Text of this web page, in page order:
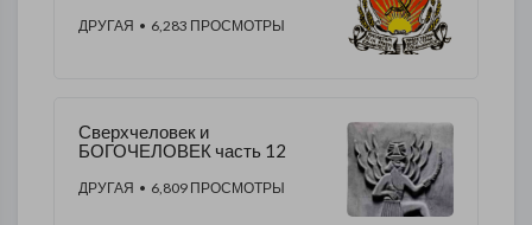
ДРУГАЯ • 6,283 ПРОСМОТРЫ
Сверхчеловек и
БОГОЧЕЛОВЕК часть 12
ДРУГАЯ • 6,809 ПРОСМОТРЫ